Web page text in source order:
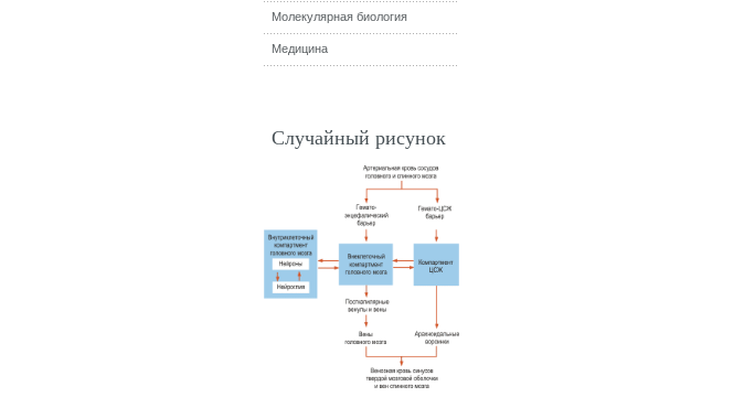
Молекулярная биология
Медицина
Случайный рисунок